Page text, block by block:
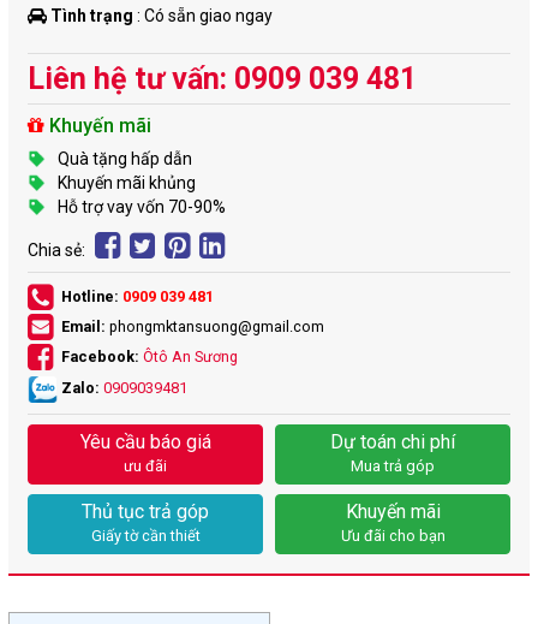
Tình trạng : Có sẵn giao ngay
Liên hệ tư vấn: 0909 039 481
Khuyến mãi
Quà tặng hấp dẫn
Khuyến mãi khủng
Hỗ trợ vay vốn 70-90%
Chia sẻ:
Hotline: 0909 039 481
Email: phongmktansuong@gmail.com
Facebook: Ôtô An Sương
Zalo: 0909039481
Yêu cầu báo giá
ưu đãi
Dự toán chi phí
Mua trả góp
Thủ tục trả góp
Giấy tờ cần thiết
Khuyến mãi
Ưu đãi cho bạn